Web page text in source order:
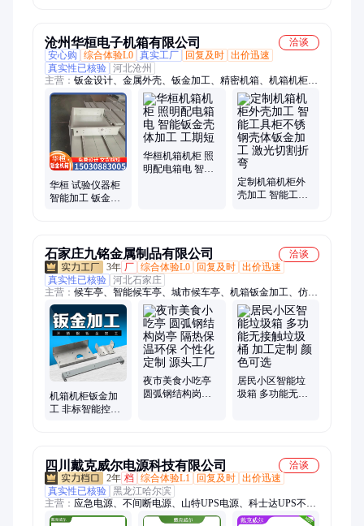
沧州华桓电子机箱有限公司
洽谈
安心购
综合体验L0 真实工厂 回复及时 出价迅速
真实性已核验 河北沧州
主营： 钣金设计、金属外壳、钣金加工、精密机箱、机箱机柜定
制、机柜外壳、不锈钢机柜、定制金属机械、快递柜外壳加工
华桓 试验仪器柜
智能加工 钣金机
华桓机箱机柜 照
明配电箱电 智能
定制机箱机柜外
壳加工 智能工具
石家庄九铭金属制品有限公司
洽谈
3年 厂 综合体验L0 回复及时 出价迅速
真实性已核验 河北石家庄
主营： 候车亭、智能候车亭、城市候车亭、机箱钣金加工、仿古
候车亭、景观廊架、金属廊架、精神堡垒、不锈钢廊架、地产标
牌、景区标牌、医院标牌、学校标牌、商场标牌、宣传栏、激光
切割、钣金加工、智能垃圾桶、景观小品、停车棚、岗亭、标识
标牌、花草牌、不锈钢加工、广告灯箱、旋转灯箱
机箱机柜钣金加
工 非标智能控制
夜市美食小吃亭
圆弧钢结构岗亭
居民小区智能垃
圾箱 多功能无接
四川戴克威尔电源科技有限公司
洽谈
2年 档 综合体验L1 回复及时 出价迅速
真实性已核验 黑龙江哈尔滨
主营： 应急电源、不间断电源、山特UPS电源、科士达UPS不间
断电源、科华UPS不间断电源、华为UPS不间断电源、维谛UPS